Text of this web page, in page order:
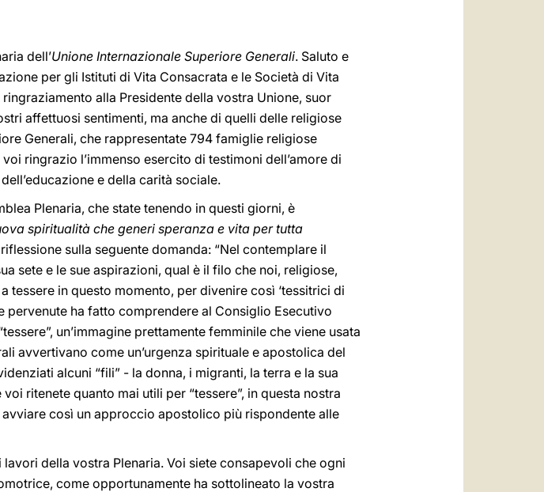
dell’Unione Internazionale Superiore Generali. Saluto e
per gli Istituti di Vita Consacrata e le Società di Vita
alla Presidente della vostra Unione, suor
affettuosi sentimenti, ma anche di quelli delle religiose
Generali, che rappresentate 794 famiglie religiose
ringrazio l’immenso esercito di testimoni dell’amore di
e della carità sociale.
Plenaria, che state tenendo in questi giorni, è
spiritualità che generi speranza e vita per tutta
sulla seguente domanda: “Nel contemplare il
sete e le sue aspirazioni, qual è il filo che noi, religiose,
in questo momento, per divenire così ‘tessitrici di
pervenute ha fatto comprendere al Consiglio Esecutivo
un’immagine prettamente femminile che viene usata
avvertivano come un’urgenza spirituale e apostolica del
alcuni “fili” - la donna, i migranti, la terra e la sua
ritenete quanto mai utili per “tessere”, in questa nostra
così un approccio apostolico più rispondente alle
della vostra Plenaria. Voi siete consapevoli che ogni
come opportunamente ha sottolineato la vostra